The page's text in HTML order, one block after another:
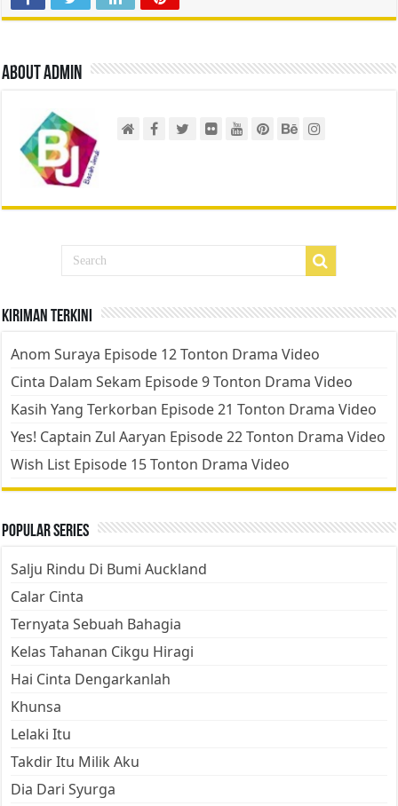
About admin
Kiriman Terkini
Anom Suraya Episode 12 Tonton Drama Video
Cinta Dalam Sekam Episode 9 Tonton Drama Video
Kasih Yang Terkorban Episode 21 Tonton Drama Video
Yes! Captain Zul Aaryan Episode 22 Tonton Drama Video
Wish List Episode 15 Tonton Drama Video
Popular Series
Salju Rindu Di Bumi Auckland
Calar Cinta
Ternyata Sebuah Bahagia
Kelas Tahanan Cikgu Hiragi
Hai Cinta Dengarkanlah
Khunsa
Lelaki Itu
Takdir Itu Milik Aku
Dia Dari Syurga